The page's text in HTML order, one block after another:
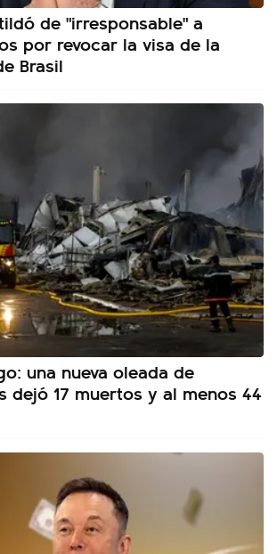
de "irresponsable" a
por revocar la visa de la
Brasil
una nueva oleada de
dejó 17 muertos y al menos 44